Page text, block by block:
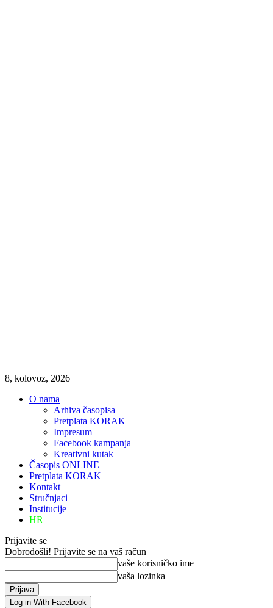
8, kolovoz, 2026
O nama
Arhiva časopisa
Pretplata KORAK
Impresum
Facebook kampanja
Kreativni kutak
Časopis ONLINE
Pretplata KORAK
Kontakt
Stručnjaci
Institucije
HR
Prijavite se
Dobrodošli! Prijavite se na vaš račun
vaše korisničko ime
vaša lozinka
Log in With Facebook